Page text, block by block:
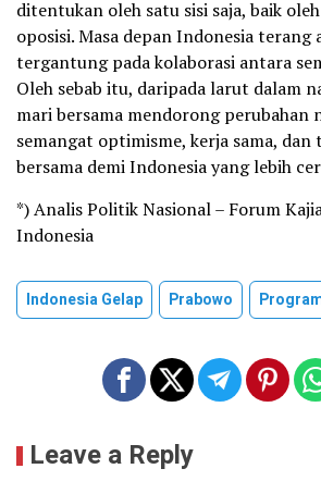
ditentukan oleh satu sisi saja, baik
oposisi. Masa depan Indonesia terang
tergantung pada kolaborasi antara
Oleh sebab itu, daripada larut dalam
mari bersama mendorong perubahan
semangat optimisme, kerja sama, dan
bersama demi Indonesia yang lebih
*) Analis Politik Nasional – Forum
Indonesia
Indonesia Gelap Prabowo
Leave a Reply